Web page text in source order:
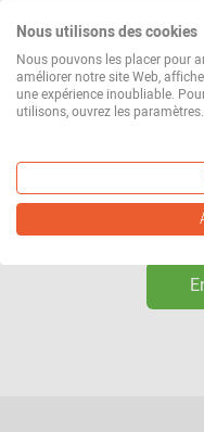
Notre
En tant que votre
grand choix de
design de
Nous utilisons des cookies
Nous pouvons les placer pour
améliorer notre site Web,
une expérience inoubliable.
utilisons, ouvrez les paramètres.